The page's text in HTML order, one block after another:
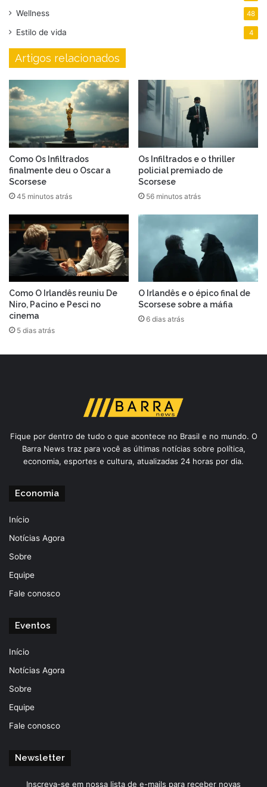
Wellness 48
Estilo de vida 4
Artigos relacionados
Como Os Infiltrados
finalmente deu o Oscar a
Scorsese
45 minutos atrás
Os Infiltrados e o thriller
policial premiado de
Scorsese
56 minutos atrás
Como O Irlandês reuniu De
Niro, Pacino e Pesci no
cinema
5 dias atrás
O Irlandês e o épico final de
Scorsese sobre a máfia
6 dias atrás
Fique por dentro de tudo o que acontece no Brasil e no mundo. O
Barra News traz para você as últimas notícias sobre política,
economia, esportes e cultura, atualizadas 24 horas por dia.
Economia
Início
Notícias Agora
Sobre
Equipe
Fale conosco
Eventos
Início
Notícias Agora
Sobre
Equipe
Fale conosco
Newsletter
Inscreva-se em nossa lista de e-mails para receber novas